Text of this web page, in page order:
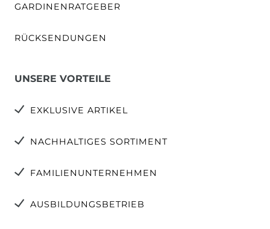
GARDINENRATGEBER
RÜCKSENDUNGEN
UNSERE VORTEILE
EXKLUSIVE ARTIKEL
NACHHALTIGES SORTIMENT
FAMILIENUNTERNEHMEN
AUSBILDUNGSBETRIEB